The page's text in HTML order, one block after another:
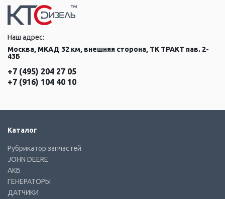
Наш адрес:
Москва, МКАД 32 км, внешняя сторона, ТК ТРАКТ пав. 2-
43Б
+7 (495) 204 27 05
+7 (916) 104 40 10
Каталог
Рубрикатор запчастей
JOHN DEERE
АКБ
ГЕНЕРАТОРЫ
ДАТЧИКИ